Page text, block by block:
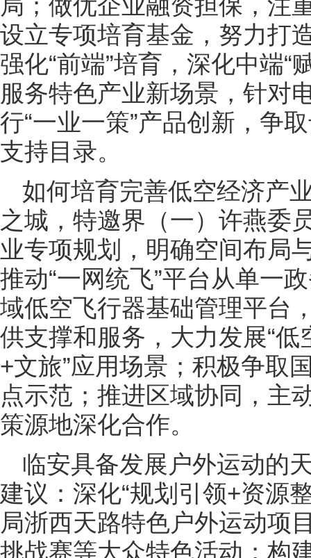
设立专项培育基金，努力打
强化“前端”培育，深化中端“
服务特色产业新场景，针对
行“一业一策”产品创新，争
支持目录。
如何培育完善低空经济产
之城，特邀界（一）许燕委
业专项规划，明确空间布局
推动“一网统飞”平台从单一
域低空飞行器基础管理平台
供支撑和服务，大力发展“低
+文旅”应用场景；积极争取
点示范；推进区域协同，主
策源地深化合作。
临安具备发展户外运动的
建议：深化“规划引领+资源
局浙西天路特色户外运动项
挑战赛等大众特色活动；构